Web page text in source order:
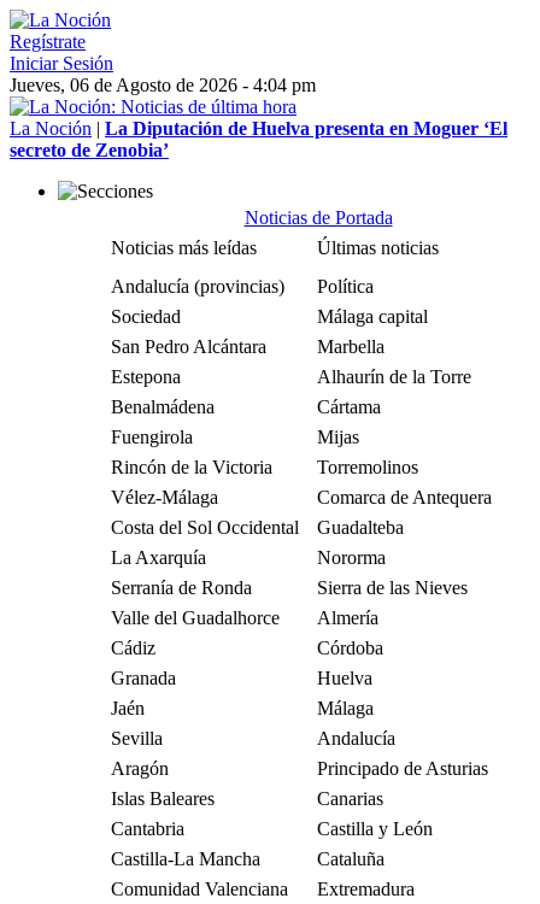
Regístrate
Iniciar Sesión
Jueves, 06 de Agosto de 2026 - 4:04 pm
La Noción | La Diputación de Huelva presenta en Moguer ‘El
secreto de Zenobia’
Noticias de Portada
Noticias más leídas
Últimas noticias
Andalucía (provincias)
Política
Sociedad
Málaga capital
San Pedro Alcántara
Marbella
Estepona
Alhaurín de la Torre
Benalmádena
Cártama
Fuengirola
Mijas
Rincón de la Victoria
Torremolinos
Vélez-Málaga
Comarca de Antequera
Costa del Sol Occidental
Guadalteba
La Axarquía
Nororma
Serranía de Ronda
Sierra de las Nieves
Valle del Guadalhorce
Almería
Cádiz
Córdoba
Granada
Huelva
Jaén
Málaga
Sevilla
Andalucía
Aragón
Principado de Asturias
Islas Baleares
Canarias
Cantabria
Castilla y León
Castilla-La Mancha
Cataluña
Comunidad Valenciana
Extremadura